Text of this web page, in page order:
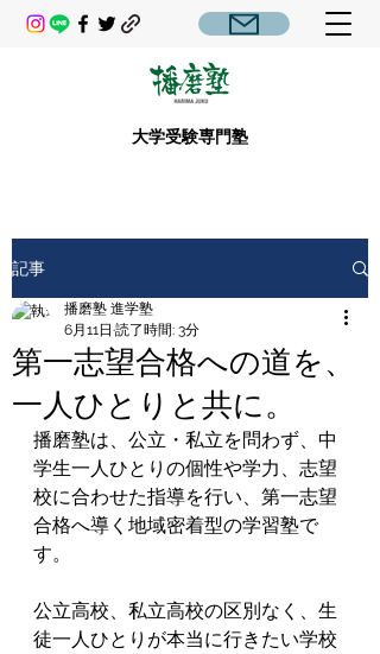
大学受験専門塾
記事
第一志望合格への道を、
一人ひとりと共に。
播磨塾 進学塾
6月11日 読了時間: 3分
播磨塾は、公立・私立を問わず、中
学生一人ひとりの個性や学力、志望
校に合わせた指導を行い、第一志望
合格へ導く地域密着型の学習塾で
す。
公立高校、私立高校の区別なく、生
徒一人ひとりが本当に行きたい学校